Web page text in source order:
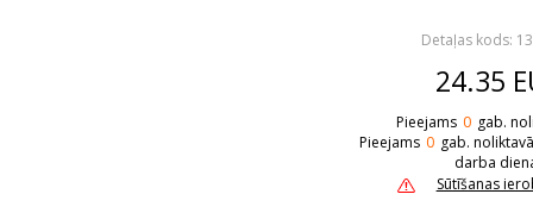
Detaļas kods:
24.35
Pieejams 0 gab.
Pieejams 0 gab.
darba
Sūtīšanas